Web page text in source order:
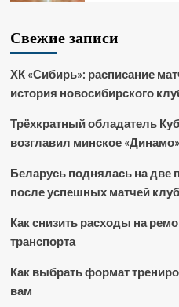
Свежие записи
ХК «Сибирь»: расписание
история новосибирского
Трёхкратный обладатель
возглавил минское «Динамо»
Беларусь поднялась на две
после успешных матчей
Как снизить расходы на
транспорта
Как выбрать формат
вам